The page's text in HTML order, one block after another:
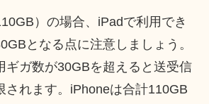
）の場合、iPadで利用でき
となる点に注意しましょう。
ギガ数が30GBを超えると送受信
されます。iPhoneは合計110GB